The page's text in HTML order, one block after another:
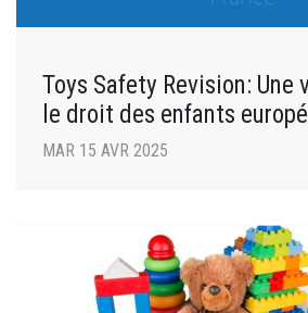
Toys Safety Revision: Une
le droit des enfants
MAR 15 AVR 2025